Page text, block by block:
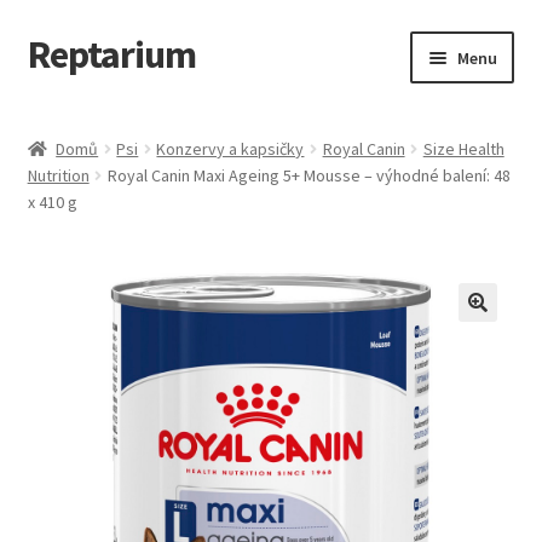
Přeskočit
na
Přejít
k
webu
Reptarium Menu
Košík
Domů Psi Konzervy a kapsičky Royal Canin
Size Health
Nutrition
Royal Canin Maxi Ageing 5+ Mousse – výhodné balení: 48
x 410 g